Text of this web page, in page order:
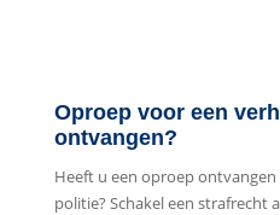
Oproep voor een
ontvangen?
Heeft u een oproep
politie? Schakel een strafrecht